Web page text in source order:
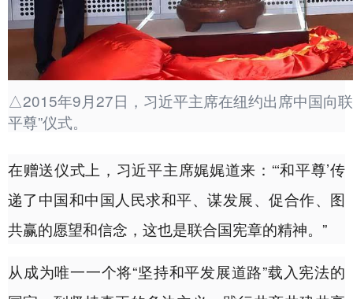
△2015年9月27日，习近平主席在纽约出席中国向
平尊”仪式。
在赠送仪式上，习近平主席娓娓道来：“‘和平尊’传
递了中国和中国人民求和平、谋发展、促合作、图
共赢的愿望和信念，这也是联合国宪章的精神。”
从成为唯一一个将“坚持和平发展道路”载入宪法的